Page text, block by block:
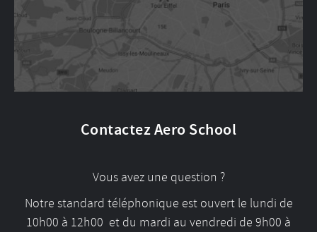
Contactez Aero School
Vous avez une question ?
Notre standard téléphonique est ouvert le lundi de
10h00 à 12h00 et du mardi au vendredi de 9h00 à